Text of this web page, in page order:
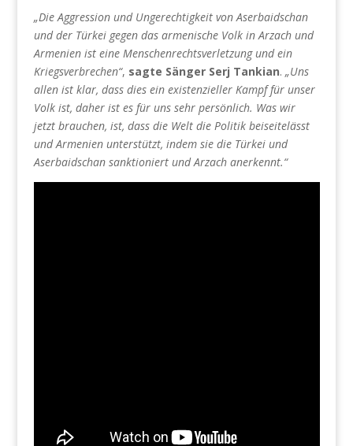
„Die Aggression und Ungerechtigkeit von Aserbaidschan
und der Türkei gegen das armenische Volk in Arzach und
Armenien ist eine Menschenrechtsverletzung und ein
Kriegsverbrechen“, sagte Sänger Serj Tankian. „Uns
allen ist klar, dass dies ein existenzieller Kampf für unser
Volk ist, daher ist es für uns sehr persönlich. Was wir
jetzt brauchen, ist, dass die Welt die Politik beiseitelässt
und Armenien unterstützt, indem sie die Türkei und
Aserbaidschan sanktioniert und Arzach anerkennt.“